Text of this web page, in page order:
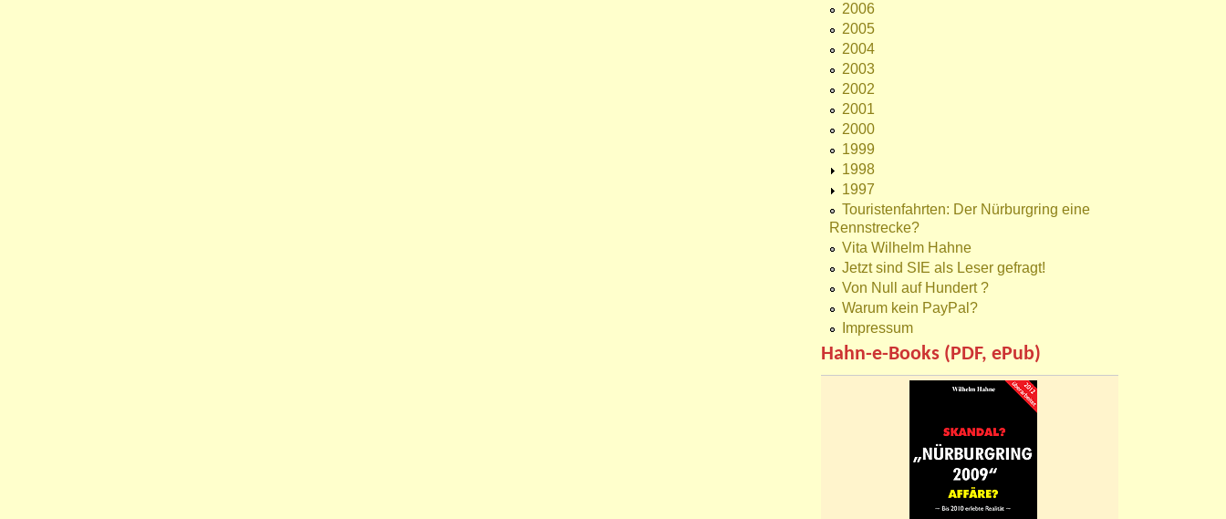
2006
2005
2004
2003
2002
2001
2000
1999
1998
1997
Touristenfahrten: Der Nürburgring eine
Rennstrecke?
Vita Wilhelm Hahne
Jetzt sind SIE als Leser gefragt!
Von Null auf Hundert ?
Warum kein PayPal?
Impressum
Hahn-e-Books (PDF, ePub)